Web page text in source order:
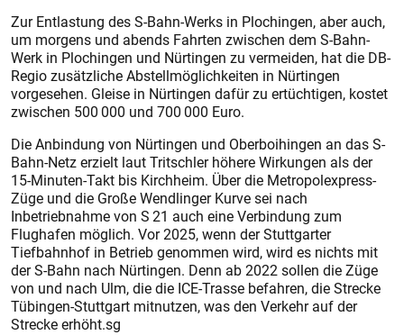
Zur Entlastung des S-Bahn-Werks in Plochingen, aber auch,
um morgens und abends Fahrten zwischen dem S-Bahn-
Werk in Plochingen und Nürtingen zu vermeiden, hat die DB-
Regio zusätzliche Abstellmöglichkeiten in Nürtingen
vorgesehen. Gleise in Nürtingen dafür zu ertüchtigen, kostet
zwischen 500 000 und 700 000 Euro.
Die Anbindung von Nürtingen und Oberboihingen an das S-
Bahn-Netz erzielt laut Tritschler höhere Wirkungen als der
15-Minuten-Takt bis Kirchheim. Über die Metropolexpress-
Züge und die Große Wendlinger Kurve sei nach
Inbetriebnahme von S 21 auch eine Verbindung zum
Flughafen möglich. Vor 2025, wenn der Stuttgarter
Tiefbahnhof in Betrieb genommen wird, wird es nichts mit
der S-Bahn nach Nürtingen. Denn ab 2022 sollen die Züge
von und nach Ulm, die die ICE-Trasse befahren, die Strecke
Tübingen-Stuttgart mitnutzen, was den Verkehr auf der
Strecke erhöht.sg